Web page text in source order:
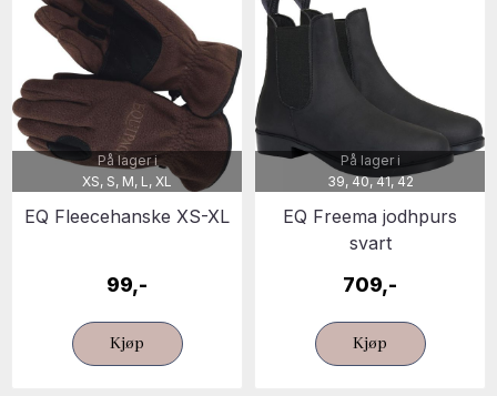
På lager i
XS, S, M, L, XL
EQ Fleecehanske XS-XL
99,-
Kjøp
På lager i
39, 40, 41, 42
EQ Freema jodhpurs
svart
709,-
Kjøp